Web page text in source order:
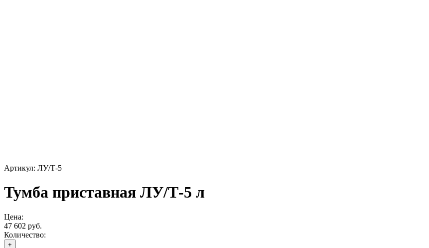
Артикул: ЛУ/Т-5
Тумба приставная ЛУ/Т-5 л
Цена:
47 602 руб.
Количество:
+